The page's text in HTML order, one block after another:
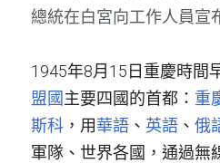
總統在白宮向工作人員宣
1945年8月15日重慶時間
盟國主要四國的首都： 重
斯科 ，用華語 、 英語 、 俄
軍隊、世界各國，通過無